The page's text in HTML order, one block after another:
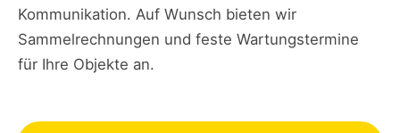
Kommunikation. Auf Wunsch bieten wir
Sammelrechnungen und feste Wartungstermine
für Ihre Objekte an.